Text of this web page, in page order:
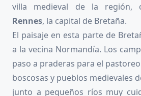
villa medieval de la región,
Rennes, la capital de Bretaña.
El paisaje en esta parte de
a la vecina Normandía. Los
paso a praderas para el
boscosas y pueblos medievales
junto a pequeños ríos muy